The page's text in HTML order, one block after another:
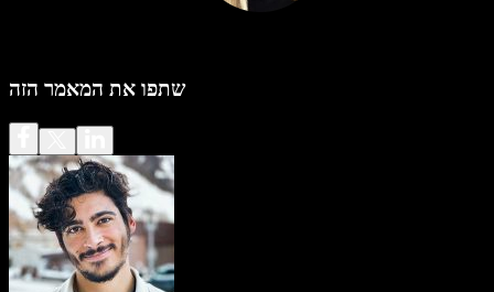
שתפו את המאמר הזה